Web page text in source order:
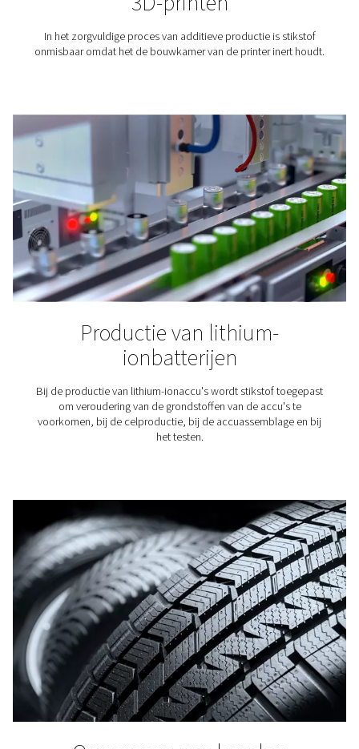
Het gebruik van stikstof is vereist in talloze
professionele toepassingen. Hier zijn er maar een
Lasersnijden
Stikstof wordt gebruikt om het gesmolten materiaal